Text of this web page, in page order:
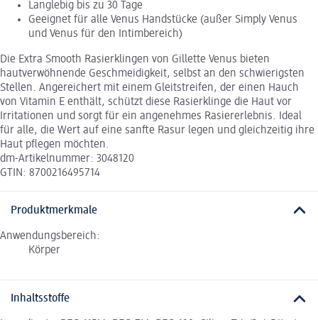
Langlebig bis zu 30 Tage
Geeignet für alle Venus Handstücke (außer Simply Venus
und Venus für den Intimbereich)
Die Extra Smooth Rasierklingen von Gillette Venus bieten
hautverwöhnende Geschmeidigkeit, selbst an den schwierigsten
Stellen. Angereichert mit einem Gleitstreifen, der einen Hauch
von Vitamin E enthält, schützt diese Rasierklinge die Haut vor
Irritationen und sorgt für ein angenehmes Rasiererlebnis. Ideal
für alle, die Wert auf eine sanfte Rasur legen und gleichzeitig ihre
Haut pflegen möchten.
dm-Artikelnummer: 3048120
GTIN: 8700216495714
Produktmerkmale
Anwendungsbereich:
Körper
Inhaltsstoffe